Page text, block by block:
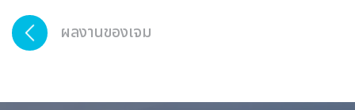
ผลงานของเจม